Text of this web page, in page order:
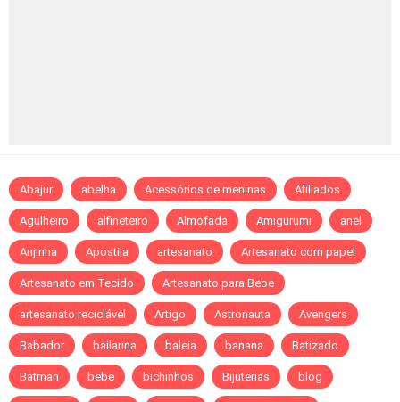
Abajur abelha Acessórios de meninas Afiliados
Agulheiro alfineteiro Almofada Amigurumi anel
Anjinha Apostila artesanato Artesanato com papel
Artesanato em Tecido Artesanato para Bebe
artesanato reciclável Artigo Astronauta Avengers
Babador bailarina baleia banana Batizado
Batman bebe bichinhos Bijuterias blog